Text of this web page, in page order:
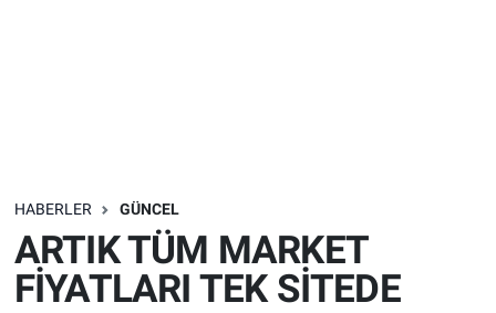
HABERLER GÜNCEL
ARTIK TÜM MARKET
FİYATLARI TEK SİTEDE